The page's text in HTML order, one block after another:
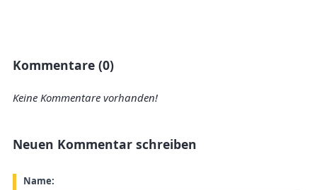
Kommentare (0)
Keine Kommentare vorhanden!
Neuen Kommentar schreiben
Name: